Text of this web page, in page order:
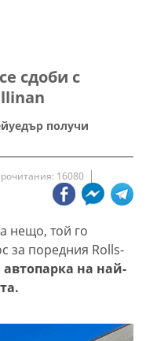
сдоби с
получи
16080
нещо, той го
за поредния Rolls-
на най-